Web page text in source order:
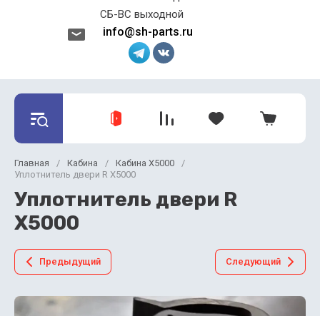
СБ-ВС выходной
info@sh-parts.ru
Главная / Кабина / Кабина X5000
/
Уплотнитель двери R X5000
Уплотнитель двери R
X5000
Предыдущий Следующий